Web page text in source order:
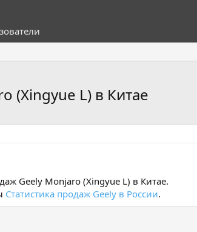
(Xingyue L) в Китае
Geely Monjaro (Xingyue L) в Китае.
Статистика продаж Geely в России.